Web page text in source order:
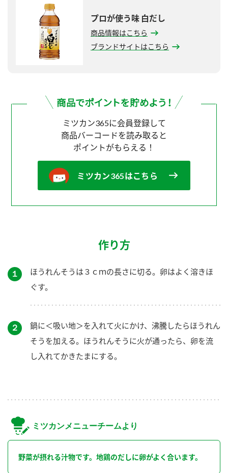
プロが使う味 白だし
商品情報はこちら
ブランドサイトはこちら
ミツカン365に会員登録して
商品バーコードを読み取ると
ポイントがもらえる！
ミツカン365はこちら
作り方
１
ほうれんそうは３ｃｍの長さに切る。卵はよく溶きほ
ぐす。
２
鍋に＜吸い地＞を入れて火にかけ、沸騰したらほうれん
そうを加える。ほうれんそうに火が通ったら、卵を流
し入れてかきたまにする。
ミツカンメニューチームより
野菜が摂れる汁物です。地鶏のだしに卵がよく合います。